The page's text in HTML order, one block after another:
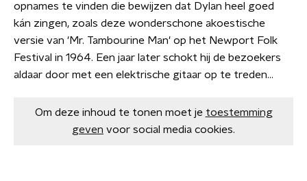
opnames te vinden die bewijzen dat Dylan heel goed
kán zingen, zoals deze wonderschone akoestische
versie van 'Mr. Tambourine Man' op het Newport Folk
Festival in 1964. Een jaar later schokt hij de bezoekers
aldaar door met een elektrische gitaar op te treden...
Om deze inhoud te tonen moet je toestemming
geven voor social media cookies.